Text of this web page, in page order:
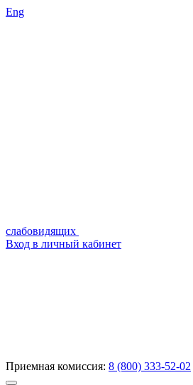
Eng
слабовидящих
Вход в личный кабинет
Приемная комиссия: 8 (800) 333-52-02